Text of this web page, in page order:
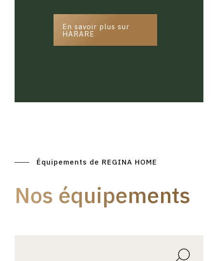
En savoir plus sur
HARARE
Équipements de REGINA HOME
Nos équipements